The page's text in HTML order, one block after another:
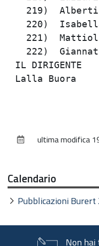
documentoultima modifica
Calendario
Pubblicazioni Burert
Non hai